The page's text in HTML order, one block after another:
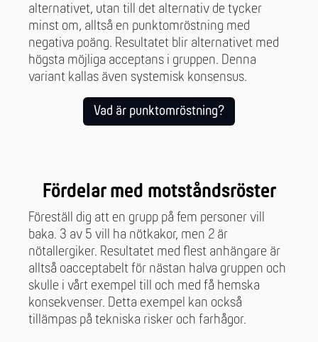
alternativet, utan till det alternativ de tycker
minst om, alltså en punktomröstning med
negativa poäng. Resultatet blir alternativet med
högsta möjliga acceptans i gruppen. Denna
variant kallas även systemisk konsensus.
Vad är punktomröstning?
Fördelar med motståndsröster
Föreställ dig att en grupp på fem personer vill
baka. 3 av 5 vill ha nötkakor, men 2 är
nötallergiker. Resultatet med flest anhängare är
alltså oacceptabelt för nästan halva gruppen och
skulle i vårt exempel till och med få hemska
konsekvenser. Detta exempel kan också
tillämpas på tekniska risker och farhågor.